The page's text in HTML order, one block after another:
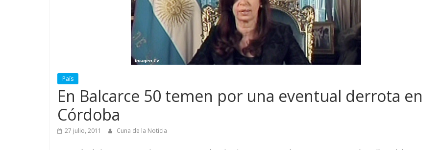
País
En Balcarce 50 temen por una eventual derrota en
Córdoba
27 julio, 2011 Cuna de la Noticia